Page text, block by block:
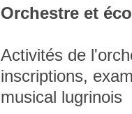
Orchestre et
Activités de
inscriptions,
musical lugrinois